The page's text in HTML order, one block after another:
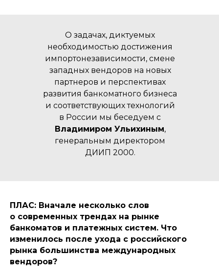
О задачах, диктуемых
необходимостью достижения
импортонезависимости, смене
западных вендоров на новых
партнеров и перспективах
развития банкоматного бизнеса
и соответствующих технологий
в России мы беседуем с
Владимиром Ульихиным,
генеральным директором
ДИИП 2000.
ПЛАС: Вначале несколько слов
о современных трендах на рынке
банкоматов и платежных систем. Что
изменилось после ухода с российского
рынка большинства международных
вендоров?